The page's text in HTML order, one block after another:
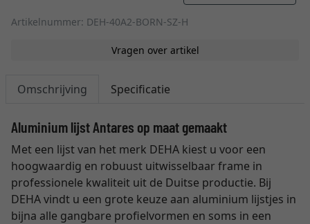
Artikelnummer: DEH-40A2-BORN-SZ-H
Vragen over artikel
Omschrijving Specificatie
Aluminium lijst Antares op maat gemaakt
Met een lijst van het merk DEHA kiest u voor een
hoogwaardig en robuust uitwisselbaar frame in
professionele kwaliteit uit de Duitse productie. Bij
DEHA vindt u een grote keuze aan aluminium lijstjes in
bijna alle gangbare profielvormen en soms in een